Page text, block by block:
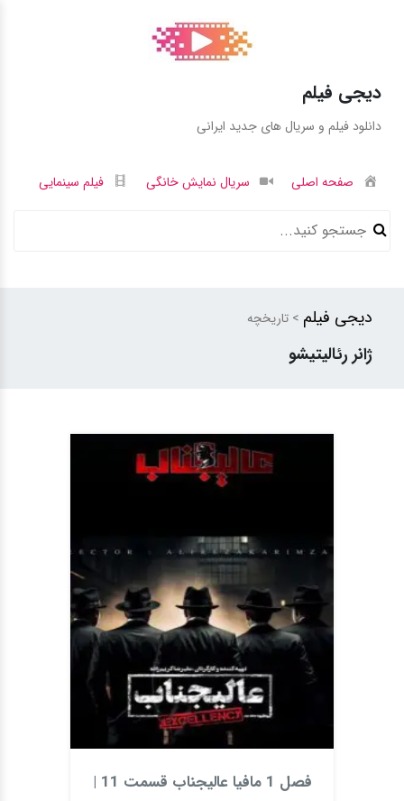
دیجی فیلم
دانلود فیلم و سریال های جدید ایرانی
صفحه اصلی سریال نمایش خانگی فیلم سینمایی
دیجی فیلم > تاریخچه
ژانر رئالیتیشو
فصل 1 مافیا عالیجناب قسمت 11 |